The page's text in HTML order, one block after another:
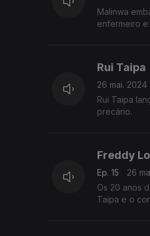
Malinwa
enfermeiro e
Rui Taipa
26 mai. 2024
Rui Taipa
precário.
Freddy
Ep. 15
26
Os 20 anos
Taipa e o